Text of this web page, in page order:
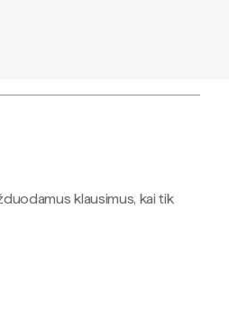
klausimus, kai tik